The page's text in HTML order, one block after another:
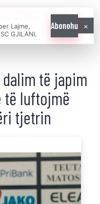
dalim të japim
të luftojmë
tjetrin
Lajme,
GJILANI.
Abonohu ×